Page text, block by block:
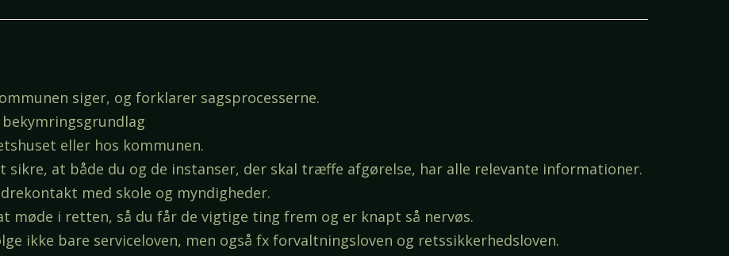
siger, og forklarer sagsprocesserne.
eller hos kommunen.
at både du og de instanser, der skal træffe afgørelse, har alle relevante informationer.
med skole og myndigheder.
møde i retten, så du får de vigtige ting frem og er knapt så nervøs.
ikke bare serviceloven, men også fx forvaltningsloven og retssikkerhedsloven.